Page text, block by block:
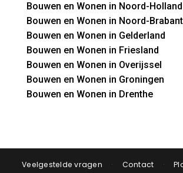
Bouwen en Wonen in Noord-Holland
Bouwen en Wonen in Noord-Brabant
Bouwen en Wonen in Gelderland
Bouwen en Wonen in Friesland
Bouwen en Wonen in Overijssel
Bouwen en Wonen in Groningen
Bouwen en Wonen in Drenthe
Veelgestelde vragen · Contact ·